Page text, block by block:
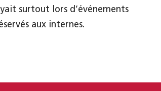
surtout lors d’événements
aux internes.